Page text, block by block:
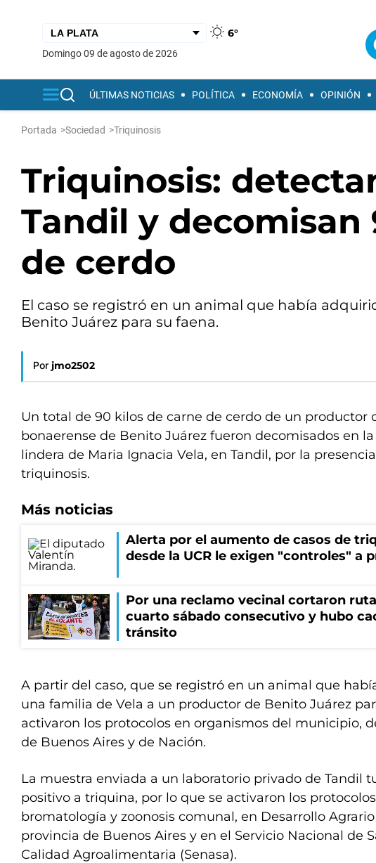
6°
domingo 09 de agosto de 2026
ÚLTIMAS NOTICIAS POLÍTICA ECONOMÍA OPINIÓN
Portada >Sociedad >Triquinosis
Triquinosis:
Tandil y
de cerdo
El caso se registró en un animal que había
Benito Juárez para su faena.
Por jmo2502
Un total de 90 kilos de carne de cerdo de un productor
bonaerense de Benito Juárez fueron decomisados en
lindera de Maria Ignacia Vela, en Tandil, por la
triquinosis.
Más noticias
Alerta por el aumento de casos de
desde la UCR le exigen "controles" a
Por una reclamo vecinal cortaron
cuarto sábado consecutivo y hubo
tránsito
A partir del caso, que se registró en un animal que
una familia de Vela a un productor de Benito Juárez
activaron los protocolos en organismos del municipio,
de Buenos Aires y de Nación.
La muestra enviada a un laboratorio privado de Tandil
positivo a triquina, por lo que se activaron los
bromatología y zoonosis comunal, en Desarrollo
provincia de Buenos Aires y en el Servicio Nacional de
Calidad Agroalimentaria (Senasa).